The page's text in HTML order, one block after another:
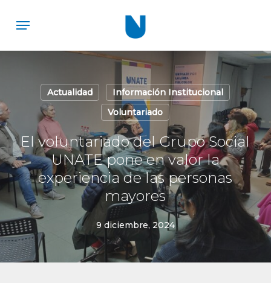
content
Menu
Actualidad
Información Institucional
Voluntariado
El voluntariado del Grupo Social
UNATE pone en valor la
experiencia de las personas
mayores
9 diciembre, 2024